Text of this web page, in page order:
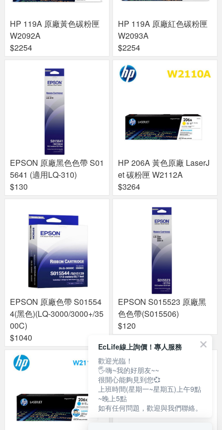
HP 119A 原廠黃色碳粉匣
W2092A
$2254
HP 119A 原廠紅色碳粉匣
W2093A
$2254
EPSON 原廠黑色色帶 S01
5641 (適用LQ-310)
$130
HP 206A 黃色原廠 LaserJ
et 碳粉匣 W2112A
$3264
EPSON 原廠色帶 S01554
4(黑色)(LQ-3000/3000+/35
00C)
$1040
EPSON S015523 原廠黑
色色帶(S015506)
$120
EcLife線上詢價！專人服務
歡迎光臨！
🖐嗨~我的好朋友~~
很開心能夠見到您💞
上班時間(星期一~星期五)上午9點
~晚上5點
如有任何問題，歡迎與我們聯絡。